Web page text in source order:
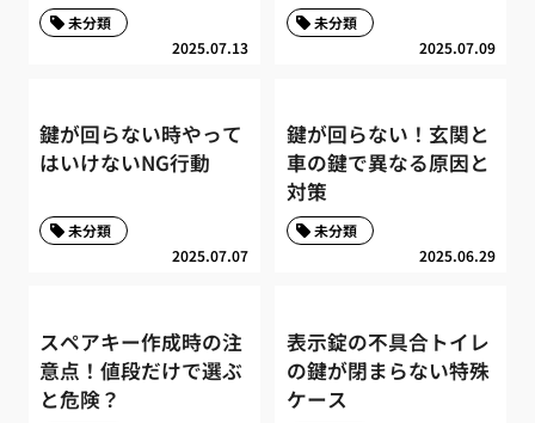
2025.07.13
未分類
2025.07.09
未分類
鍵が回らない時やって
はいけないNG行動
2025.07.07
未分類
鍵が回らない！玄関と
車の鍵で異なる原因と
対策
2025.06.29
未分類
スペアキー作成時の注
意点！値段だけで選ぶ
と危険？
表示錠の不具合トイレ
の鍵が閉まらない特殊
ケース